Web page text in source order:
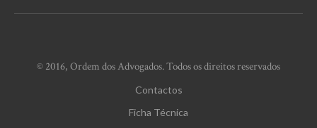
© 2016, Ordem dos Advogados. Todos os direitos reservados
Contactos
Ficha Técnica